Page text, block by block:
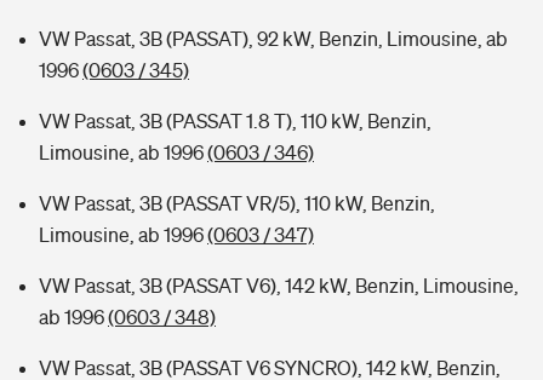
VW Passat, 3B (PASSAT), 92 kW, Benzin, Limousine, ab
1996(0603 / 345)
VW Passat, 3B (PASSAT 1.8 T), 110 kW, Benzin,
Limousine, ab 1996(0603 / 346)
VW Passat, 3B (PASSAT VR/5), 110 kW, Benzin,
Limousine, ab 1996(0603 / 347)
VW Passat, 3B (PASSAT V6), 142 kW, Benzin, Limousine,
ab 1996(0603 / 348)
VW Passat, 3B (PASSAT V6 SYNCRO), 142 kW, Benzin,